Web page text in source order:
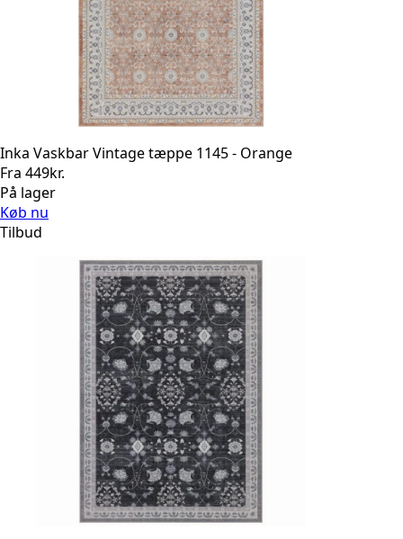
Inka Vaskbar Vintage tæppe 1145 - Orange
Fra 449kr.
På lager
Køb nu
Tilbud